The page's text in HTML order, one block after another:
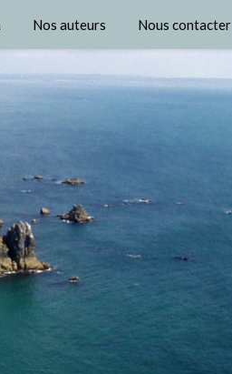
Nos auteurs Nous contacter